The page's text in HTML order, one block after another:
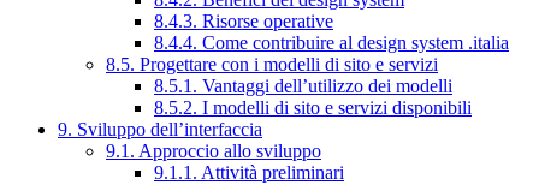
8.4.3. Risorse operative
8.4.4. Come contribuire al design system .italia
8.5. Progettare con i modelli di sito e servizi
8.5.1. Vantaggi dell’utilizzo dei modelli
8.5.2. I modelli di sito e servizi disponibili
9. Sviluppo dell’interfaccia
9.1. Approccio allo sviluppo
9.1.1. Attività preliminari